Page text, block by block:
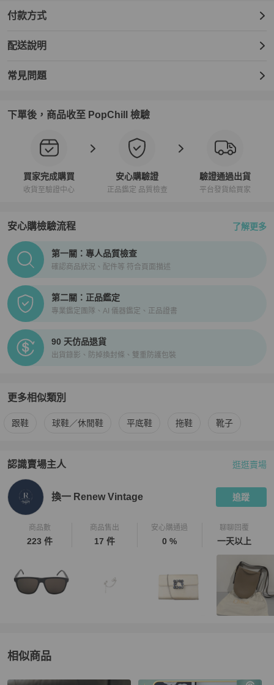
付款方式
配送說明
常見問題
下單後，商品收至 PopChill 檢驗
買家完成購買
收貨至驗證中心
安心購驗證
正品鑑定 品質檢查
驗證通過出貨
平台發貨給買家
安心購檢驗流程 了解更多
PopChill拍拍圈正品驗證、安心購檢驗流程介紹
第一關：專人品質檢查
確認商品狀況、配件等 符合頁面描述
第二關：正品鑑定
專業鑑定團隊、AI 儀器鑑定、正品證書
90 天仿品退貨
出貨錄影、防掉換封條、雙重防護包裝
更多相似類別
更多Chanel 女鞋 相似商品推薦
跟鞋 球鞋／休閒鞋 平底鞋 拖鞋 靴子
認識賣場主人
PopChill 拍拍圈嚴選賣家
逛逛賣場
換一 Renew Vintage 追蹤
商品數
223 件
商品售出
17 件
安心購通過
0 %
聊聊回覆
一天以上
相似商品
更多相似Chanel女鞋推薦精品